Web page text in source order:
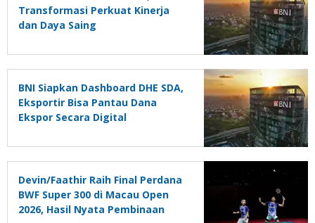
Transformasi Perkuat Kinerja
dan Daya Saing
BNI Siapkan Dashboard DHE SDA,
Eksportir Bisa Pantau Dana
Ekspor Secara Digital
Devin/Faathir Raih Final Perdana
BWF Super 300 di Macau Open
2026, Hasil Nyata Pembinaan